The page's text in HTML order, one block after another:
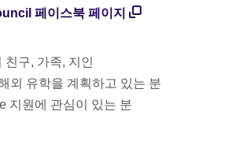
페이스북 페이지
구, 가족, 지인
외 유학을 계획하고 있는 분
지원에 관심이 있는 분